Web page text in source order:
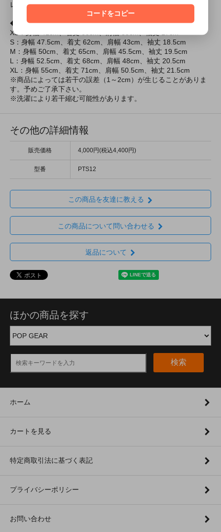
レッド／染み込みプリント
◆サイズ
XS：身幅 41cm、着丈 60cm、肩幅 39cm、袖丈 17cm
S：身幅 47.5cm、着丈 62cm、肩幅 43cm、袖丈 18.5cm
M：身幅 50cm、着丈 65cm、肩幅 45.5cm、袖丈 19.5cm
L：身幅 52.5cm、着丈 68cm、肩幅 48cm、袖丈 20.5cm
XL：身幅 55cm、着丈 71cm、肩幅 50.5cm、袖丈 21.5cm
※商品によっては若干の誤差（1～2cm）が生じることがありま
す。予めご了承下さい。
※洗濯により若干縮む可能性があります。
その他の詳細情報
販売価格 4,000円(税込4,400円)
型番 PTS12
この商品を友達に教える
この商品について問い合わせる
返品について
ほかの商品を探す
検索
ホーム
カートを見る
特定商取引法に基づく表記
プライバシーポリシー
お問い合わせ
コードをコピー